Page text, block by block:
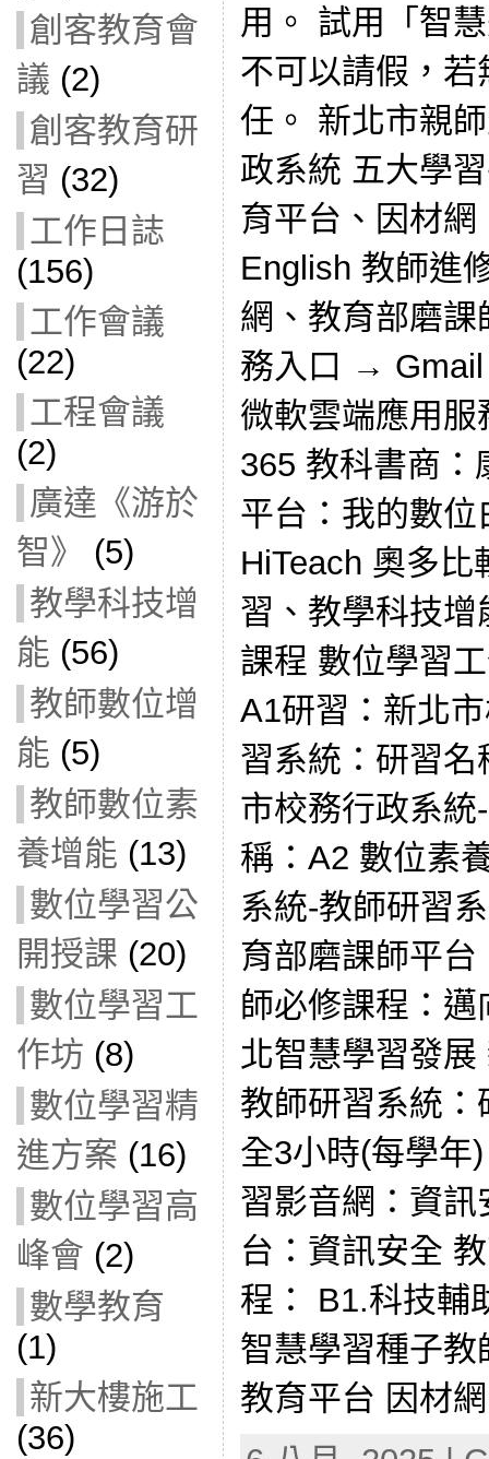
創客教育會
議 (2)
創客教育研
習 (32)
工作日誌
(156)
工作會議
(22)
工程會議
(2)
廣達《游於
智》
(5)
教學科技增
能 (56)
教師數位增
能 (5)
教師數位素
養增能 (13)
數位學習公
開授課 (20)
數位學習工
作坊 (8)
數位學習精
進方案 (16)
數位學習高
峰會 (2)
數學教育
(1)
新大樓施工
(36)
用。 試用「智
不可以請假，
任。 新北市親
政系統 五大學
育平台、因材
English 教師進
網、教育部磨
務入口 →
微軟雲端應用
365 教科書商：
平台：我的數
HiTeach 奧多
習、教學科技
課程 數位學習
A1研習：新北
習系統：研習
市校務行政系
稱：A2 數位素
系統-教師研習
育部磨課師平
師必修課程：
北智慧學習發
教師研習系統
全3小時(每學年
習影音網：資
台：資訊安全
程： B1.科技輔
智慧學習種子
教育平台 因材